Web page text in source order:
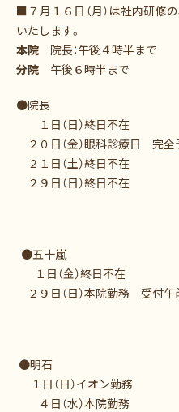
■７月１６日（月）は社内研修
いたします。
本院 院長：午後４時半まで
分院 午後６時半まで
●院長
１日（日）終日不在
２０日（金）眼科診療日 完全
２１日（土）終日不在
２９日（日）終日不在
●五十嵐
１日（金）終日不在
２９日（日）本院勤務 受付午
●明石
１日（日）イオン勤務
４日（水）本院勤務